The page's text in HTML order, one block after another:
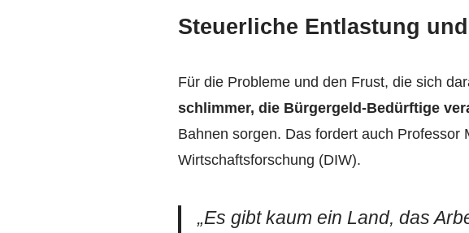
Steuerliche Entlastung
Für die Probleme und den Frust, die sich
schlimmer, die Bürgergeld-Bedürftige
Bahnen sorgen. Das fordert auch
Wirtschaftsforschung (DIW).
„Es gibt kaum ein Land, das